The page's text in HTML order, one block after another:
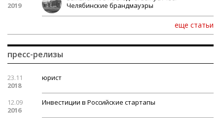
2019
Челябинские брандмауэры
еще статьи
пресс-релизы
23.11
2018
юрист
12.09
2016
Инвестиции в Российские стартапы